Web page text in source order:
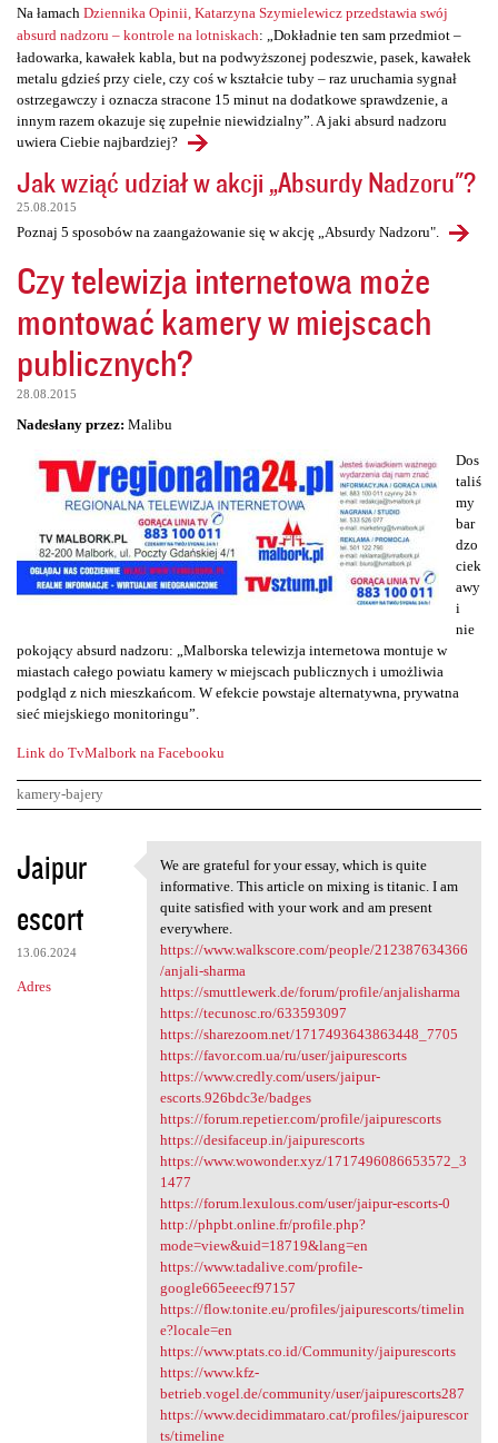
Na łamach Dziennika Opinii, Katarzyna Szymielewicz przedstawia swój
absurd nadzoru – kontrole na lotniskach: „Dokładnie ten sam przedmiot –
ładowarka, kawałek kabla, but na podwyższonej podeszwie, pasek, kawałek
metalu gdzieś przy ciele, czy coś w kształcie tuby – raz uruchamia sygnał
ostrzegawczy i oznacza stracone 15 minut na dodatkowe sprawdzenie, a
innym razem okazuje się zupełnie niewidzialny”. A jaki absurd nadzoru
uwiera Ciebie najbardziej?
Jak wziąć udział w akcji „Absurdy Nadzoru"?
25.08.2015
Poznaj 5 sposobów na zaangażowanie się w akcję „Absurdy Nadzoru".
Czy telewizja internetowa może
montować kamery w miejscach
publicznych?
28.08.2015
Nadesłany przez: Malibu
Dos
taliś
my
bar
dzo
ciek
awy
i
nie
pokojący absurd nadzoru: „Malborska telewizja internetowa montuje w
miastach całego powiatu kamery w miejscach publicznych i umożliwia
podgląd z nich mieszkańcom. W efekcie powstaje alternatywna, prywatna
sieć miejskiego monitoringu”.
Link do TvMalbork na Facebooku
kamery-bajery
K
o
m
e
n
Jaipur
escort
13.06.2024
Adres
We are grateful for your
We are grateful for your essay, which is quite
informative. This article on mixing is titanic. I am
quite satisfied with your work and am present
everywhere.
https://www.walkscore.com/people/212387634366
/anjali-sharma
https://smuttlewerk.de/forum/profile/anjalisharma
https://tecunosc.ro/633593097
https://sharezoom.net/1717493643863448_7705
https://favor.com.ua/ru/user/jaipurescorts
https://www.credly.com/users/jaipur-
escorts.926bdc3e/badges
https://forum.repetier.com/profile/jaipurescorts
https://desifaceup.in/jaipurescorts
https://www.wowonder.xyz/1717496086653572_3
1477
https://forum.lexulous.com/user/jaipur-escorts-0
http://phpbt.online.fr/profile.php?
mode=view&uid=18719&lang=en
https://www.tadalive.com/profile-
google665eeecf97157
https://flow.tonite.eu/profiles/jaipurescorts/timelin
e?locale=en
https://www.ptats.co.id/Community/jaipurescorts
https://www.kfz-
betrieb.vogel.de/community/user/jaipurescorts287
https://www.decidimmataro.cat/profiles/jaipurescor
ts/timeline